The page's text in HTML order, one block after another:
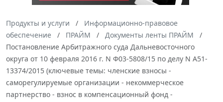
Продукты и услуги
Информационно-правовое
обеспечение
ПРАЙМ
Документы ленты ПРАЙМ
Постановление Арбитражного суда Дальневосточного
округа от 10 февраля 2016 г. N Ф03-5808/15 по делу N А51-
13374/2015 (ключевые темы: членские взносы -
саморегулируемые организации - некоммерческое
партнерство - взнос в компенсационный фонд -